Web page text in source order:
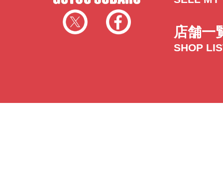
店舗一
SHOP